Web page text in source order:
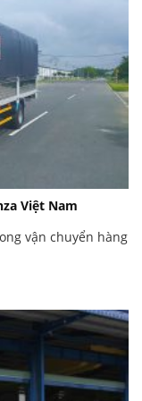
Việt Nam
vận chuyển hàng